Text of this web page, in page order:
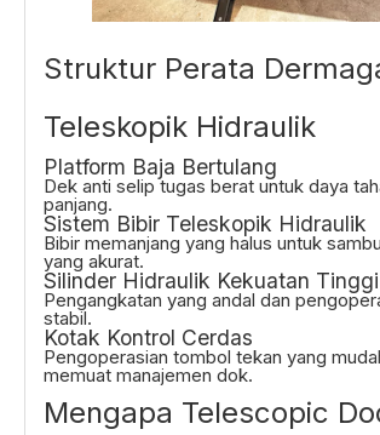
Struktur Perata
Teleskopik Hidraulik
Platform Baja Bertulang
Dek anti selip tugas berat untuk daya
panjang.
Sistem Bibir Teleskopik Hidraulik
Bibir memanjang yang halus untuk
yang akurat.
Silinder Hidraulik Kekuatan Tinggi
Pengangkatan yang andal dan
stabil.
Kotak Kontrol Cerdas
Pengoperasian tombol tekan yang
memuat manajemen dok.
Mengapa Telescopic